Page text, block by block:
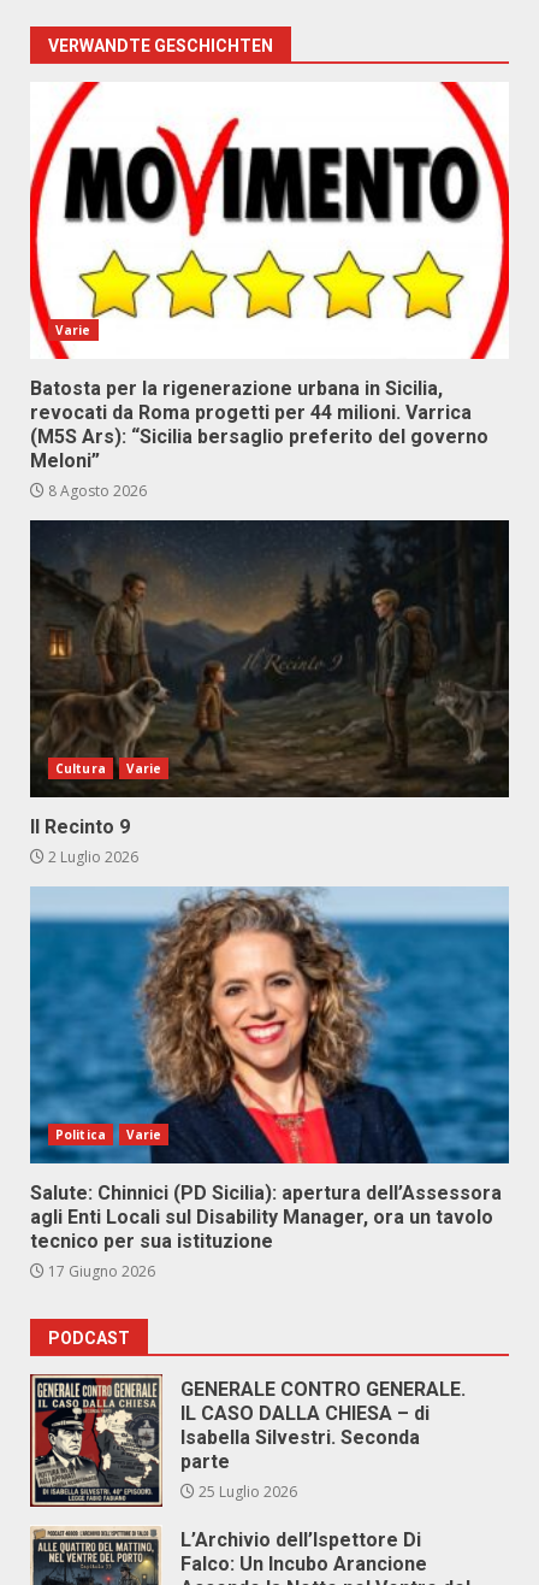
VERWANDTE GESCHICHTEN
Varie
Batosta per la rigenerazione urbana in Sicilia,
revocati da Roma progetti per 44 milioni. Varrica
(M5S Ars): “Sicilia bersaglio preferito del governo
Meloni”
8 Agosto 2026
Cultura Varie
Il Recinto 9
2 Luglio 2026
Politica Varie
Salute: Chinnici (PD Sicilia): apertura dell’Assessora
agli Enti Locali sul Disability Manager, ora un tavolo
tecnico per sua istituzione
17 Giugno 2026
PODCAST
GENERALE CONTRO GENERALE.
IL CASO DALLA CHIESA – di
Isabella Silvestri. Seconda
parte
25 Luglio 2026
L’Archivio dell’Ispettore Di
Falco: Un Incubo Arancione